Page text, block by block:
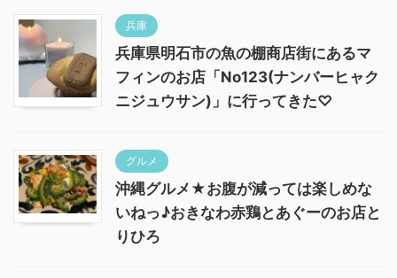
兵庫
兵庫県明石市の魚の棚商店街にあるマ
フィンのお店「No123(ナンバーヒャク
ニジュウサン)」に行ってきた♡
グルメ
沖縄グルメ★お腹が減っては楽しめな
いねっ♪おきなわ赤鶏とあぐーのお店と
りひろ